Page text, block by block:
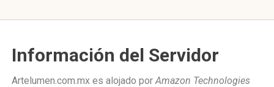
Información del Servidor
Artelumen.com.mx es alojado porAmazon Technologies